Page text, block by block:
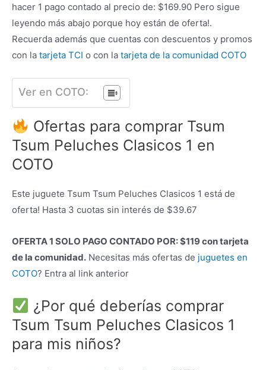
hacer 1 pago contado al precio de: $169.90 Pero sigue
leyendo más abajo porque hoy están de oferta!.
Recuerda además que cuentas con descuentos y promos
con la tarjeta TCI o con la tarjeta de la comunidad COTO
Ver en COTO:
Ofertas para comprar Tsum
Tsum Peluches Clasicos 1 en
COTO
Este juguete Tsum Tsum Peluches Clasicos 1 está de
oferta! Hasta 3 cuotas sin interés de $39.67
OFERTA 1 SOLO PAGO CONTADO POR: $119 con tarjeta
de la comunidad. Necesitas más ofertas de juguetes en
COTO? Entra al link anterior
¿Por qué deberías comprar
Tsum Tsum Peluches Clasicos 1
para mis niños?